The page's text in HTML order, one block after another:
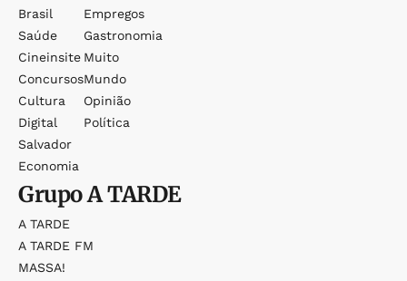
Brasil
Saúde
Cineinsite
Concursos
Cultura
Digital
Salvador
Economia
Empregos
Gastronomia
Muito
Mundo
Opinião
Política
GrupoA TARDE
A TARDE
A TARDE FM
MASSA!